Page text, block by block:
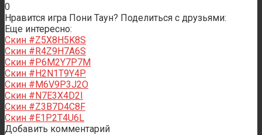
0
Нравится игра Пони Таун? Поделиться с друзьями:
Еще интересно:
Скин #Z5X8H5K8S
Скин #R4Z9H7A6S
Скин #P6M2Y7P7M
Скин #H2N1T9Y4P
Скин #M6V9P3J2O
Скин #N7E3X4D2I
Скин #Z3B7D4C8F
Скин #E1P2T4U6L
Добавить комментарий